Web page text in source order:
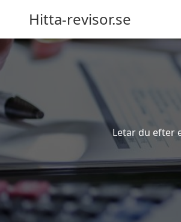
Hitta-revisor.se
Letar du efter